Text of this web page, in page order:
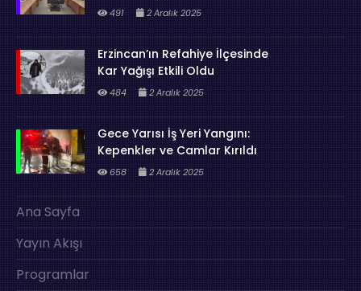
491 2 Aralık 2025
Erzincan’ın Refahiye İlçesinde
Kar Yağışı Etkili Oldu
484 2 Aralık 2025
Gece Yarısı İş Yeri Yangını:
Kepenkler ve Camlar Kırıldı
658 2 Aralık 2025
Ana Sayfa
Yayın Akışı
Programlar